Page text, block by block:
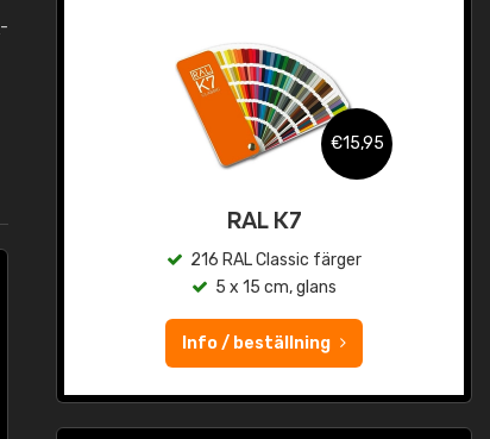
-
€15,95
RAL K7
216 RAL Classic färger
5 x 15 cm, glans
Info / beställning